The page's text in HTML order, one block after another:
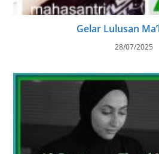
Gelar Lulusan
28/07/2025